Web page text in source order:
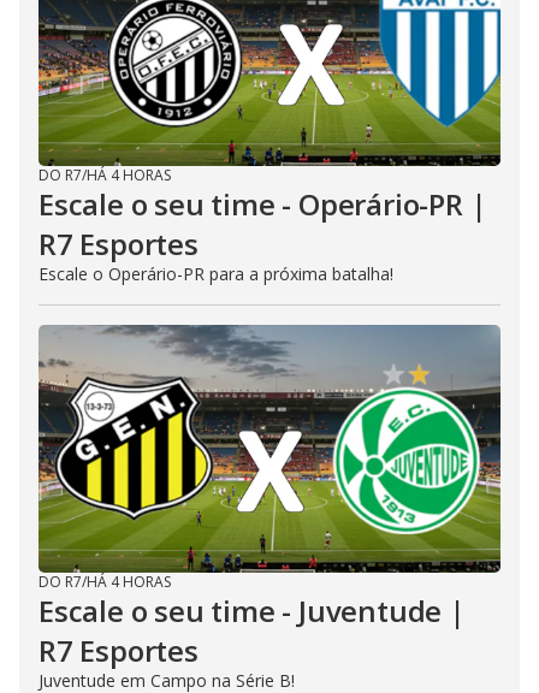
DO R7/HÁ 4 HORAS
Escale o seu time - Operário-PR |
R7 Esportes
Escale o Operário-PR para a próxima batalha!
DO R7/HÁ 4 HORAS
Escale o seu time - Juventude |
R7 Esportes
Juventude em Campo na Série B!